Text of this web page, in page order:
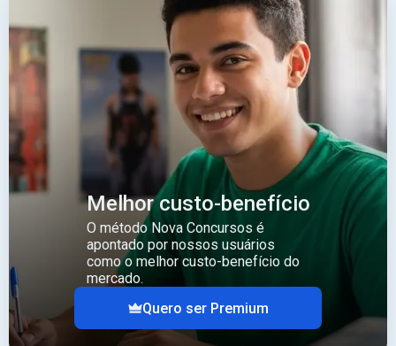
Melhor custo-benefício
O método Nova Concursos é
apontado por nossos usuários
como o melhor custo-benefício do
mercado.
Quero ser Premium